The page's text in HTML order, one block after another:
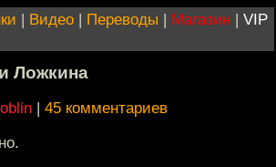
| Видео | Переводы | Магазин | VIP
Ложкина
| 45 комментариев